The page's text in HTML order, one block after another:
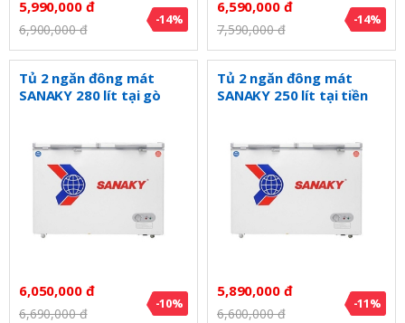
5,990,000 đ
6,900,000 đ
-14%
6,590,000 đ
7,590,000 đ
-14%
Tủ 2 ngăn đông mát
SANAKY 280 lít tại gò
6,050,000 đ
6,690,000 đ
-10%
Tủ 2 ngăn đông mát
SANAKY 250 lít tại tiền
5,890,000 đ
6,600,000 đ
-11%